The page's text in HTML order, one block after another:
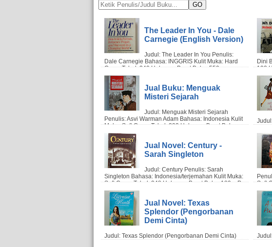
GO
The Leader In You - Dale
Carnegie (English Version)
Jual Buku: Menguak
Misteri Sejarah
Jual Novel: Century -
Sarah Singleton
Jual Novel: Texas
Splendor (Pengorbanan
Demi Cinta)